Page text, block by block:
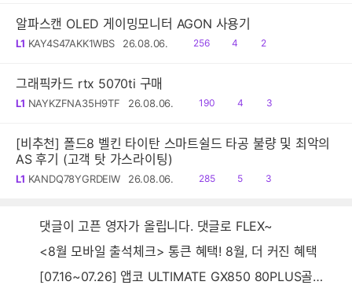
알파스캔 OLED 게이밍모니터 AGON 사용기
L1 KAY4S47AKK1WBS 26.08.06.
읽
256
공
4
댓
2
그래픽카드 rtx 5070ti 구매
L1 NAYKZFNA35H9TF 26.08.06.
읽
190
공
4
댓
3
[비추천] 폴드8 벨킨 타이탄 스마트쉴드 타공 불량 및 최악의
AS 후기 (고객 탓 가스라이팅)
L1 KANDQ78YGRDEIW 26.08.06.
읽
285
공
5
댓
3
댓글이 고픈 영자가 올립니다. 댓글로 FLEX~
<8월 모바일 출석체크> 통큰 혜택! 8월, 더 커진 혜택
[07.16~07.26] 앱코 ULTIMATE GX850 80PLUS골드 풀모듈러 ATX3.0 블랙